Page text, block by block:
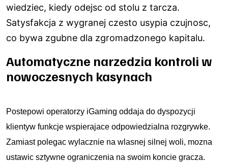
wiedziec, kiedy odejsc od stolu z tarcza.
Satysfakcja z wygranej czesto usypia czujnosc,
co bywa zgubne dla zgromadzonego kapitalu.
Automatyczne narzedzia kontroli w
nowoczesnych kasynach
Postepowi operatorzy iGaming oddaja do dyspozycji
klientуw funkcje wspierajace odpowiedzialna rozgrywke.
Zamiast polegac wylacznie na wlasnej silnej woli, mozna
ustawic sztywne ograniczenia na swoim koncie gracza.